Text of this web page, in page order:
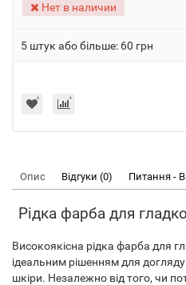
Нет в наличии
5 штук або більше: 60 грн
Опис Відгуки (0) Питання -
Рідка фарба для
Високоякісна рідка фарба для
ідеальним рішенням для
шкіри. Незалежно від того, чи